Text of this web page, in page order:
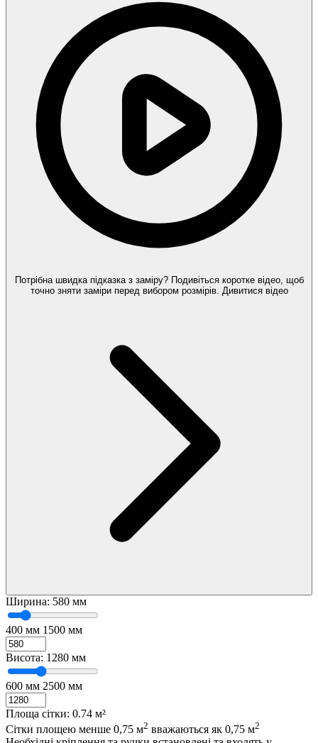
Потрібна швидка підказка з заміру? Подивіться коротке відео, щоб
точно зняти заміри перед вибором розмірів. Дивитися відео
Ширина: 580 мм
400 мм 1500 мм
Висота: 1280 мм
600 мм 2500 мм
Площа сітки: 0.74 м²
Сітки площею менше 0,75 м2 вважаються як 0,75 м2